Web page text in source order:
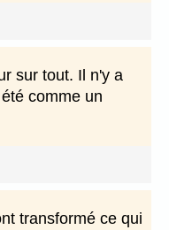
sur tout. Il n'y a
comme un
transformé ce qui